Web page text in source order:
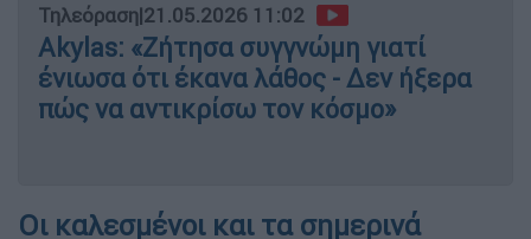
Τηλεόραση|21.05.2026 11:02
Akylas: «Ζήτησα συγγνώμη γιατί
ένιωσα ότι έκανα λάθος - Δεν ήξερα
πώς να αντικρίσω τον κόσμο»
Οι καλεσμένοι και τα σημερινά